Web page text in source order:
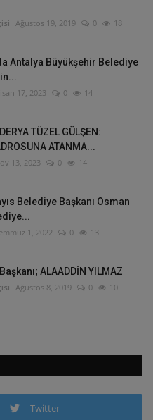
Ağustos 19, 2019 0 18
Antalya Büyükşehir Belediye
17, 2023 0 14
TÜZEL GÜLŞEN:
ATANMA...
13, 2023 0 14
Belediye Başkanı Osman
1, 2022 0 13
ALAADDİN YILMAZ
Ağustos 8, 2019 0 10
Twitter